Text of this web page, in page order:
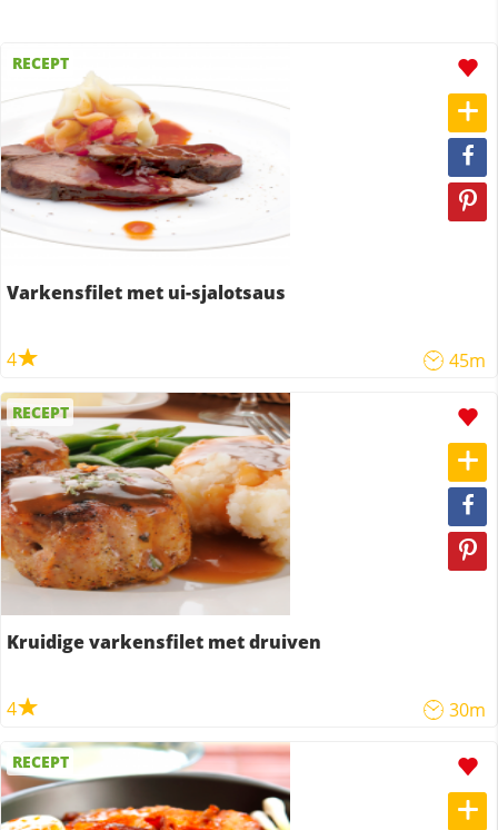
RECEPT
Varkensfilet met ui-sjalotsaus
4 45m
RECEPT
Kruidige varkensfilet met druiven
4 30m
RECEPT